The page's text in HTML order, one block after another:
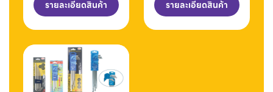
รายละเอียดสินค้า รายละเอียดสินค้า